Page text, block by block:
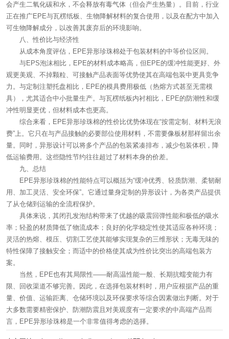
会产生二氧化碳和水，不会释放有毒气体（但会产生热量）。目前，行业
正在推广EPE与瓦楞纸板、生物降解材料的复合使用，以及在配方中加入
可生物降解成分，以改善其废弃后的环境影响。
八、性价比与经济性
从成本角度评估，EPE异形珍珠棉处于包装材料的中等价位区间。
与EPS泡沫相比，EPE的材料成本略高，但EPE的缓冲性能更好、外
观更美观、不掉颗粒、可接触产品表面等优势使其在高端包装中更具竞争
力。与定制注塑托盘相比，EPE的模具费用极低（热熔方式甚至无需模
具），尤其适合中小批量生产。与瓦楞纸板内衬相比，EPE的防潮性和缓
冲性明显更优，但材料成本也更高。
综合来看，EPE异形珍珠棉的性价比优势体现在“按需定制、材料无浪
费”上。它只在与产品接触的必要部位使用材料，不需要像板材那样留出余
量。同时，异形设计可以将多个产品的包装紧凑排布，减少包装体积，降
低运输费用。这些隐性节约往往超过了材料本身的价差。
九、总结
EPE异形珍珠棉的性能特点可以概括为“缓冲优秀、轻质防潮、柔韧耐
用、加工灵活、安全环保”。它通过量身定制的异形设计，为各类产品提供
了从仓储到运输的全流程保护。
具体来说，其闭孔发泡结构带来了优越的吸震回弹性能和极低的吸水
率；轻盈的材质降低了物流成本；良好的化学稳定性使其适应各种环境；
灵活的热熔、模压、切割工艺使其能够实现复杂的三维形状；无毒无味的
特性保障了接触安全；而适中的价格使其成为性价比突出的高端包装方
案。
当然，EPE也有其局限性——耐高温性能一般、长期抗蠕变能力有
限、回收渠道不够完善。因此，在选择包装材料时，用户应根据产品的重
量、价值、运输距离、仓储环境以及环保要求等综合因素做出判断。对于
大多数需要精密保护、防潮防震且对美观度有一定要求的中高端产品而
言，EPE异形珍珠棉是一个非常值得考虑的选择。